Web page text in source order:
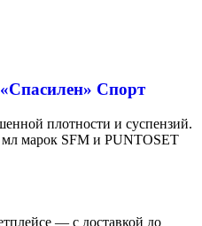
Спорт
плотности и суспензий.
марок SFM и PUNTOSET
— с доставкой до